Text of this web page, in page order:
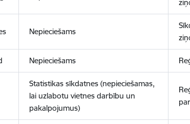
Nepieciešams
Nepieciešams
Statistikas sīkdatnes (nepieciešamas,
lai uzlabotu vietnes darbību un
pakalpojumus)